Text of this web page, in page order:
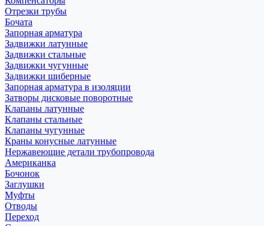
Отрезки трубы
Бочата
Запорная арматура
Задвижки латунные
Задвижки стальные
Задвижки чугунные
Задвижки шиберные
Запорная арматура в изоляции
Затворы дисковые поворотные
Клапаны латунные
Клапаны стальные
Клапаны чугунные
Краны конусные латунные
Нержавеющие детали трубопровода
Американка
Бочонок
Заглушки
Муфты
Отводы
Переход